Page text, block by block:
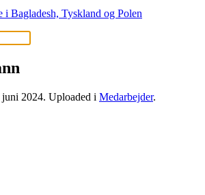
i Bagladesh, Tyskland og Polen
juni 2024. Uploaded i Medarbejder.